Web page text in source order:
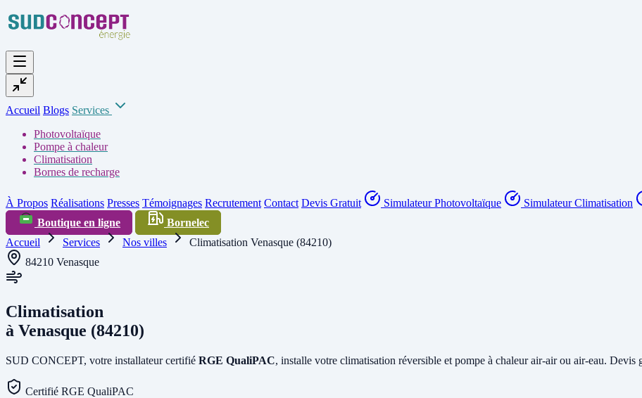
Accueil Blogs Services
Photovoltaïque
Pompe à chaleur
Climatisation
Bornes de recharge
À Propos Réalisations Presses Témoignages Recrutement Contact Devis Gratuit Simulateur Photovoltaïque Simulateur Climatisation
Boutique en ligne
Bornelec
Accueil
Services Nos villes
Climatisation Venasque (84210)
84210 Venasque
Climatisation
à Venasque (84210)
SUD CONCEPT, votre installateur certifié RGE QualiPAC, installe votre climatisation réversible et pompe à chaleur air-air ou air-eau. Devis
Certifié RGE QualiPAC